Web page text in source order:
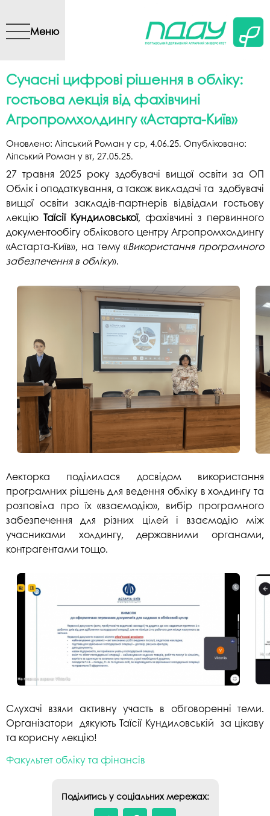
вмісту
Меню
Сучасні цифрові рішення в обліку:
гостьова лекція від фахівчині
Агропромхолдингу «Астарта-Київ»
Оновлено: Ліпський Роман у ср, 4.06.25. Опубліковано:
Ліпський Роман у вт, 27.05.25.
27 травня 2025 року здобувачі вищої освіти за ОП
Облік і оподаткування, а також викладачі та здобувачі
вищої освіти закладів-партнерів відвідали гостьову
лекцію Таїсії Кундиловської, фахівчині з первинного
документообігу облікового центру Агропромхолдингу
«Астарта-Київ», на тему «Використання програмного
забезпечення в обліку».
Лекторка поділилася досвідом використання
програмних рішень для ведення обліку в холдингу та
розповіла про їх «взаємодію», вибір програмного
забезпечення для різних цілей і взаємодію між
учасниками холдингу, державними органами,
контрагентами тощо.
Слухачі взяли активну участь в обговоренні теми.
Організатори дякують Таїсії Кундиловській за цікаву
та корисну лекцію!
Факультет обліку та фінансів
Поділитись у соціальних мережах: